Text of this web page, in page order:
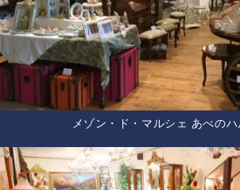
メゾン・ド・マルシェ あべの